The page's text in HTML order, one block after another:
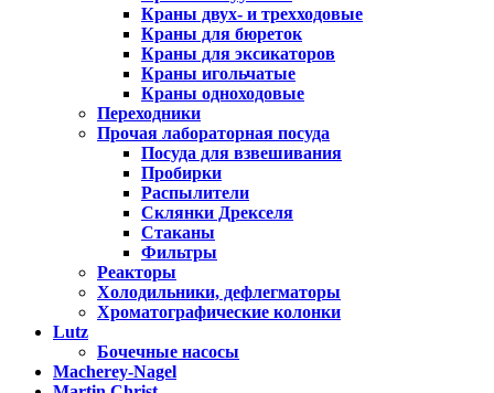
Краны двух- и трехходовые
Краны для бюреток
Краны для эксикаторов
Краны игольчатые
Краны одноходовые
Переходники
Прочая лабораторная посуда
Посуда для взвешивания
Пробирки
Распылители
Склянки Дрекселя
Стаканы
Фильтры
Реакторы
Холодильники, дефлегматоры
Хроматографические колонки
Lutz
Бочечные насосы
Macherey-Nagel